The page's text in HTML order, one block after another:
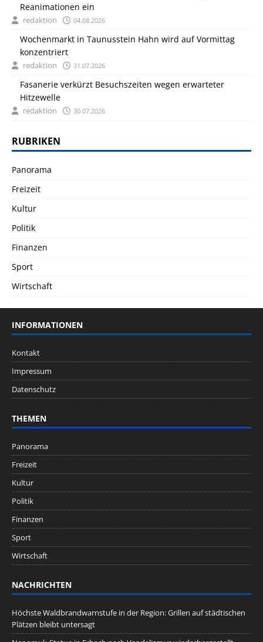
Reanimationen ein
redaktion 04.08.2026
Wochenmarkt in Taunusstein Hahn wird auf Vormittag
konzentriert
redaktion 31.07.2026
Fasanerie verkürzt Besuchszeiten wegen erwarteter
Hitzewelle
redaktion 30.07.2026
RUBRIKEN
Panorama
Freizeit
Kultur
Politik
Finanzen
Sport
Wirtschaft
INFORMATIONEN
Kontakt
Impressum
Datenschutz
THEMEN
Panorama
Freizeit
Kultur
Politik
Finanzen
Sport
Wirtschaft
NACHRICHTEN
Höchste Waldbrandwarnstufe in der Region: Grillen auf städtischen
Plätzen bleibt untersagt